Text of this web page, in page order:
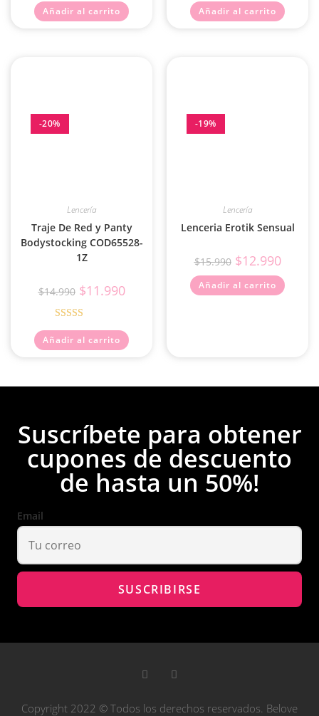
Añadir al carrito Añadir al carrito
-20%
Lencería
Traje De Red y Panty
Bodystocking COD65528-
1Z
$14.990 $11.990
Valorado con
5.00de 5
Añadir al carrito
-19%
Lencería
Lenceria Erotik Sensual
$15.990 $12.990
Añadir al carrito
Suscríbete para obtener
cupones de descuento
de hasta un 50%!
Email
Copyright 2022 © Todos los derechos reservados. Belove